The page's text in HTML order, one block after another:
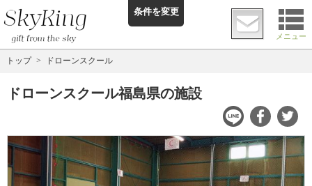
メニュー
トップ ドローンスクール
ドローンスクール福島県の施設
条件を変更